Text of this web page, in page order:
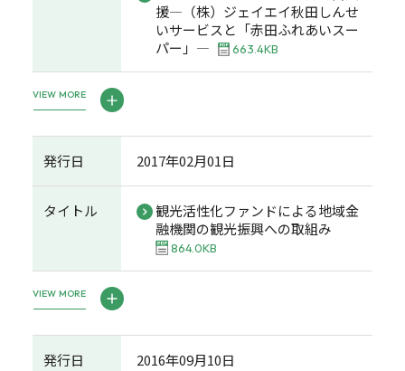
援―（株）ジェイエイ秋田しんせ
いサービスと「赤田ふれあいスー
パー」―
663.4KB
VIEW MORE
発行日 2017年02月01日
タイトル
観光活性化ファンドによる地域金
融機関の観光振興への取組み
864.0KB
VIEW MORE
発行日 2016年09月10日